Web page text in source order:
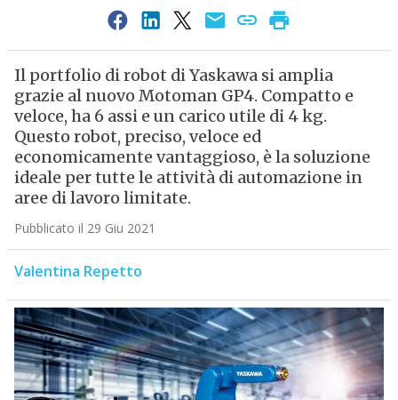
Il portfolio di robot di Yaskawa si amplia
grazie al nuovo Motoman GP4. Compatto e
veloce, ha 6 assi e un carico utile di 4 kg.
Questo robot, preciso, veloce ed
economicamente vantaggioso, è la soluzione
ideale per tutte le attività di automazione in
aree di lavoro limitate.
Pubblicato il 29 Giu 2021
Valentina Repetto